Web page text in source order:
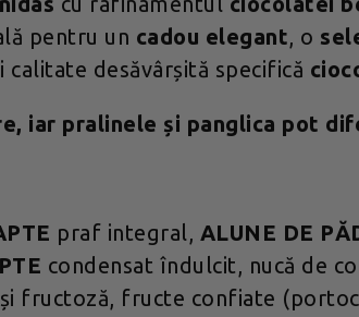
pentru un cadou elegant, o
calitate desăvârșită specifică
iar pralinele și panglica pot
praf integral, ALUNE DE
condensat îndulcit, nucă de
fructoză, fructe confiate